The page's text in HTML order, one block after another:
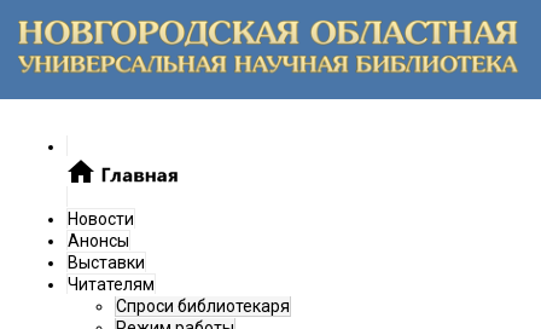
Новости
Анонсы
Выставки
Читателям
Спроси библиотекаря